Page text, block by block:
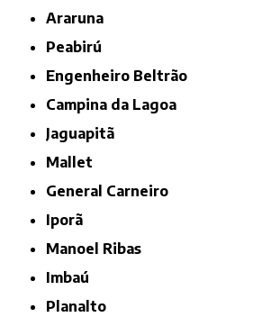
Araruna
Peabirú
Engenheiro Beltrão
Campina da Lagoa
Jaguapitã
Mallet
General Carneiro
Iporã
Manoel Ribas
Imbaú
Planalto